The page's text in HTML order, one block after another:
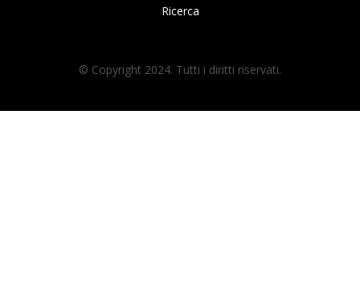
Ricerca
© Copyright 2024. Tutti i diritti riservati.